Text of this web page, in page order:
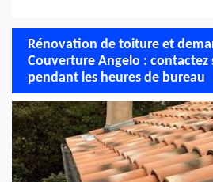
Rénovation de toiture et
Couverture Angelo : contactez
pendant les heures de bureau